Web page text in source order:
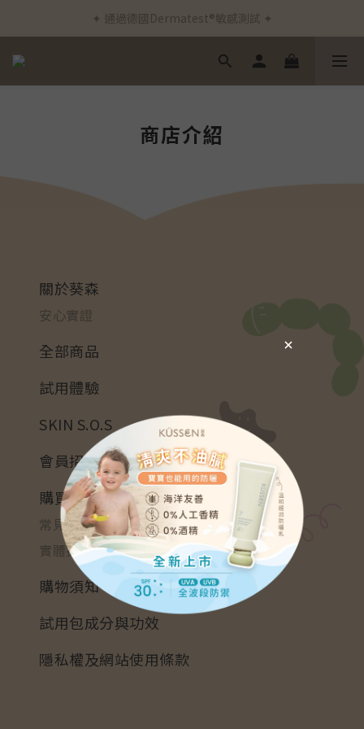
✦ 新客首筆訂單免運費 ✦
✦ 通過德國Dermatest®敏感測試 ✦
✦ 新客首筆訂單免運費 ✦
商店介紹
關於葵森
安心實證
全部商品
試用體驗
SKIN S.O.S
會員招募
購買資訊
常見問題
實體據點
購物須知
試用包成分與功效
隱私權及網站使用條款